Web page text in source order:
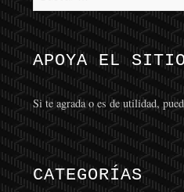
APOYA EL
Si te agrada o es de utilidad,
CATEGORÍAS